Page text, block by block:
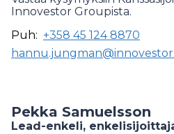
Innovestor Groupista.
Puh: +358 45 124 8870
Pekka Samuelsson
Lead-enkeli,